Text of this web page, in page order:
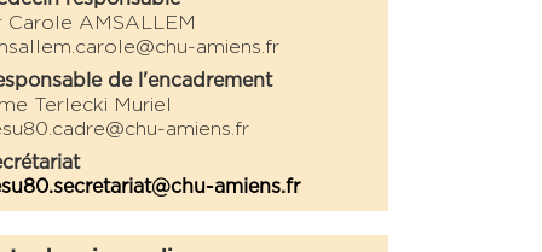
Carole AMSALLEM
amiens.fr
de l'encadrement
Terlecki Muriel
amiens.fr
amiens.fr